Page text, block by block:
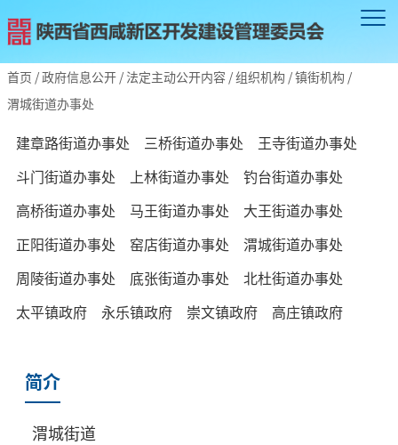
首页 /政府信息公开 / 法定主动公开内容 /组织机构 /镇街机构 /
渭城街道办事处
建章路街道办事处 三桥街道办事处
王寺街道办事处
斗门街道办事处
上林街道办事处
钓台街道办事处
高桥街道办事处
马王街道办事处
大王街道办事处
正阳街道办事处
窑店街道办事处
渭城街道办事处
周陵街道办事处
底张街道办事处
北杜街道办事处
太平镇政府
永乐镇政府 崇文镇政府 高庄镇政府
简介
渭城街道